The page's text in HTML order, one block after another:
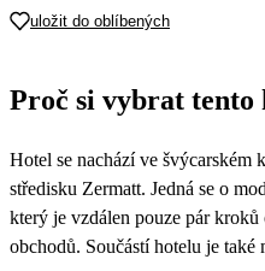
17 18
24
7 919
25 26
31
uložit do oblíbených
Proč si vybrat tento
Hotel se nachází ve švýcarském
středisku Zermatt. Jedná se o
který je vzdálen pouze pár kroků
obchodů. Součástí hotelu je také